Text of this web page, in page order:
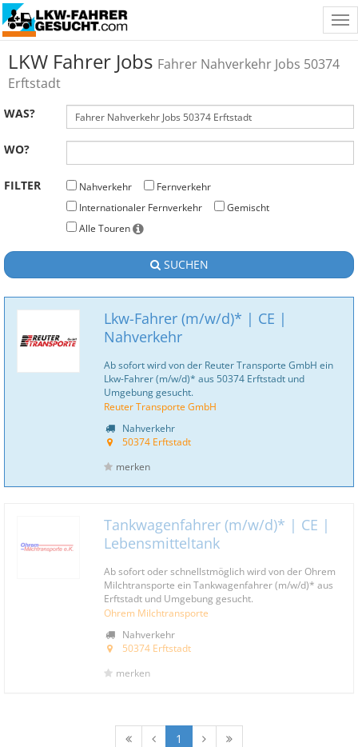
LKW Fahrer Jobs Fahrer Nahverkehr Jobs 50374
Erftstadt
WAS?
WO?
FILTER Nahverkehr
Fernverkehr
Internationaler Fernverkehr
Gemischt
Alle Touren
SUCHEN
Lkw-Fahrer (m/w/d)* | CE |
Nahverkehr
Ab sofort wird von der Reuter Transporte GmbH ein
Lkw-Fahrer (m/w/d)* aus 50374 Erftstadt und
Umgebung gesucht.
Reuter Transporte GmbH
Nahverkehr
50374 Erftstadt
merken
Tankwagenfahrer (m/w/d)* | CE |
Lebensmitteltank
Ab sofort oder schnellstmöglich wird von der Ohrem
Milchtransporte ein Tankwagenfahrer (m/w/d)* aus
Erftstadt und Umgebung gesucht.
Ohrem Milchtransporte
Nahverkehr
50374 Erftstadt
merken
1